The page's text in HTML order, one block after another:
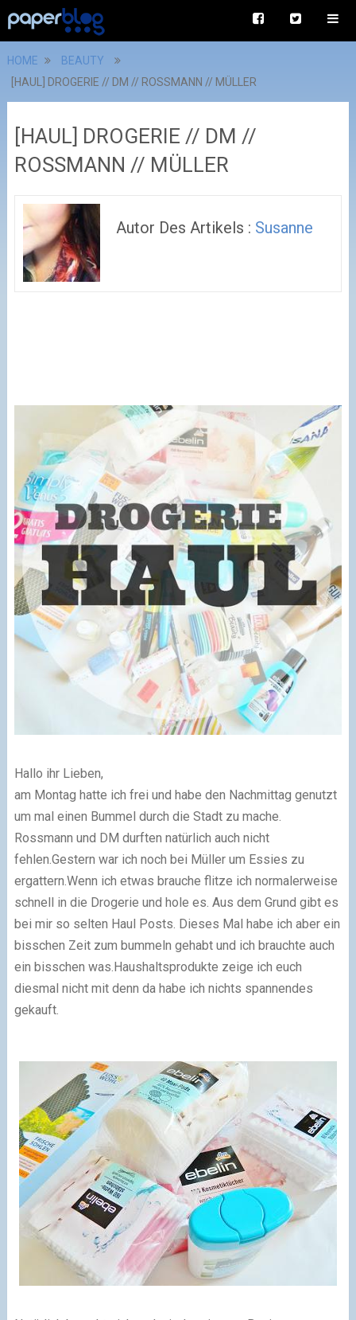
HOME
BEAUTY
[HAUL] DROGERIE // DM // ROSSMANN // MÜLLER
[HAUL] DROGERIE // DM //
ROSSMANN // MÜLLER
Autor Des Artikels : Susanne
Hallo ihr Lieben,
am Montag hatte ich frei und habe den Nachmittag genutzt
um mal einen Bummel durch die Stadt zu mache.
Rossmann und DM durften natürlich auch nicht
fehlen. Gestern war ich noch bei Müller um Essies zu
ergattern. Wenn ich etwas brauche flitze ich normalerweise
schnell in die Drogerie und hole es. Aus dem Grund gibt es
bei mir so selten Haul Posts. Dieses Mal habe ich aber ein
bisschen Zeit zum bummeln gehabt und ich brauchte auch
ein bisschen was. Haushaltsprodukte zeige ich euch
diesmal nicht mit denn da habe ich nichts spannendes
gekauft.